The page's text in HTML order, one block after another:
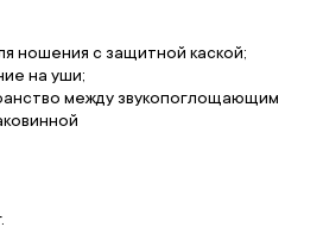
ношения с защитной каской;
на уши;
между звукопоглощающим